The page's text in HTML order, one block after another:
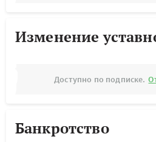
Изменение
Доступно по подписке.
Банкротство